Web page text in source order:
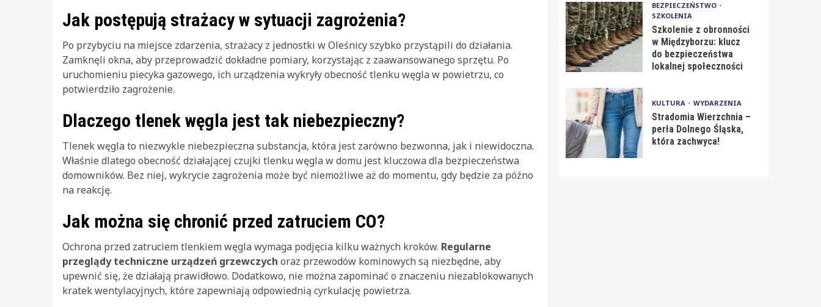
Jak postępują strażacy w sytuacji zagrożenia?
Po przybyciu na miejsce zdarzenia, strażacy z jednostki w Oleśnicy szybko przystąpili do działania.
Zamknęli okna, aby przeprowadzić dokładne pomiary, korzystając z zaawansowanego sprzętu. Po
uruchomieniu piecyka gazowego, ich urządzenia wykryły obecność tlenku węgla w powietrzu, co
potwierdziło zagrożenie.
Dlaczego tlenek węgla jest tak niebezpieczny?
Tlenek węgla to niezwykle niebezpieczna substancja, która jest zarówno bezwonna, jak i niewidoczna.
Właśnie dlatego obecność działającej czujki tlenku węgla w domu jest kluczowa dla bezpieczeństwa
domowników. Bez niej, wykrycie zagrożenia może być niemożliwe aż do momentu, gdy będzie za późno
na reakcję.
Jak można się chronić przed zatruciem CO?
Ochrona przed zatruciem tlenkiem węgla wymaga podjęcia kilku ważnych kroków. Regularne
przeglądy techniczne urządzeń grzewczych oraz przewodów kominowych są niezbędne, aby
upewnić się, że działają prawidłowo. Dodatkowo, nie można zapominać o znaczeniu niezablokowanych
kratek wentylacyjnych, które zapewniają odpowiednią cyrkulację powietrza.
BEZPIECZEŃSTWO
SZKOLENIA
Szkolenie z obronności
w Międzyborzu: klucz
do bezpieczeństwa
lokalnej społeczności
KULTURA WYDARZENIA
Stradomia Wierzchnia –
perła Dolnego Śląska,
która zachwyca!